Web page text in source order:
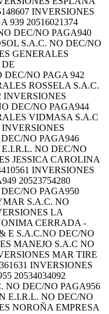
INVERSIONES
939 20516021374
DEC/NO PAGA940
S.A.C. NO DEC/NO
GENERALES
NO PAGA 942
ROSSELA S.A.C.
INVERSIONES
DEC/NO PAGA944
VIDMASA S.A.C
INVERSIONES
NO PAGA946
NO DEC/NO
JESSICA CAROLINA
INVERSIONES
20523754280
NO PAGA950
S.A.C. NO
LA
CERRADA -
E S.A.C.NO DEC/NO
MANEJO S.A.C NO
MAR TIRE
INVERSIONES
20534034092
NO DEC/NO PAGA956
E.I.R.L. NO DEC/NO
NOROÑA EMPRESA